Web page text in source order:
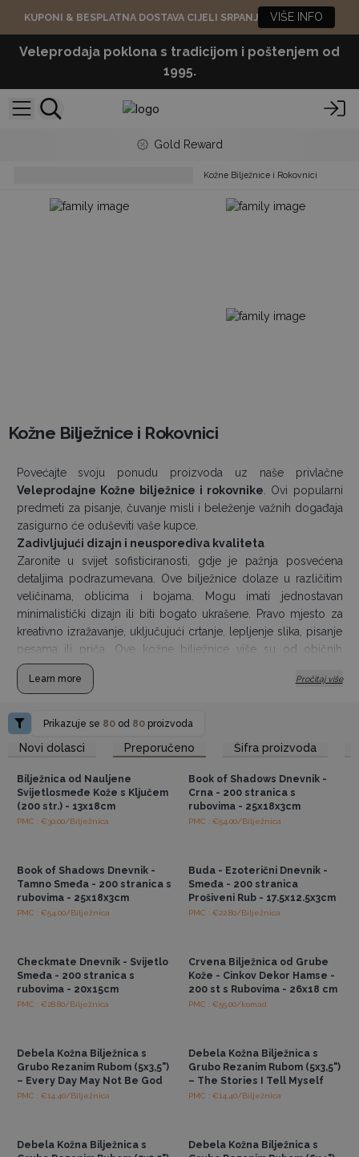
KUPONI & BESPLATNA DOSTAVA CIJELI SRPANJ VIŠE INFO
Veleprodaja poklona s tradicijom i poštenjem od
1995.
Gold Reward
Kožne Bilježnice i Rokovnici
Kožne Bilježnice i Rokovnici
Povećajte svoju ponudu proizvoda uz naše privlačne
Veleprodajne Kožne bilježnice i rokovnike. Ovi popularni
predmeti za pisanje, čuvanje misli i beleženje važnih događaja
zasigurno će oduševiti vaše kupce.
Zadivljujući dizajn i neusporediva kvaliteta
Zaronite u svijet sofisticiranosti, gdje je pažnja posvećena
detaljima podrazumevana. Ove bilježnice dolaze u različitim
veličinama, oblicima i bojama. Mogu imati jednostavan
minimalistički dizajn ili biti bogato ukrašene. Pravo mjesto za
kreativno izražavanje, uključujući crtanje, lepljenje slika, pisanje
pesama ili priča. Ove kožne bilježnice više su od običnih
pisaljki, one su prava umjetnička djela.
Learn more Pročitaj više
Prikazuje se 80 od 80 proizvoda
Novi dolasci Preporučeno Šifra proizvoda
Pristup veleprodajnim
cijenama
Bilježnica od Nauljene
Svijetlosmeđe Kože s Ključem
(200 str.) - 13x18cm
PMC : €30.00/Bilježnica
Pristup veleprodajnim
cijenama
Book of Shadows Dnevnik -
Crna - 200 stranica s
rubovima - 25x18x3cm
PMC : €54.00/Bilježnica
Book of Shadows Dnevnik -
Tamno Smeđa - 200 stranica s
rubovima - 25x18x3cm
PMC : €54.00/Bilježnica
Buda - Ezoterični Dnevnik -
Smeđa - 200 stranica
Prošiveni Rub - 17.5x12.5x3cm
PMC : €22.80/Bilježnica
Checkmate Dnevnik - Svijetlo
Smeđa - 200 stranica s
rubovima - 20x15cm
PMC : €28.80/Bilježnica
Crvena Bilježnica od Grube
Kože - Cinkov Dekor Hamse -
200 st s Rubovima - 26x18 cm
PMC : €55.00/komad
Debela Kožna Bilježnica s
Grubo Rezanim Rubom (5x3,5")
– Every Day May Not Be God
PMC : €14.40/Bilježnica
Debela Kožna Bilježnica s
Grubo Rezanim Rubom (5x3,5")
– The Stories I Tell Myself
PMC : €14.40/Bilježnica
Debela Kožna Bilježnica s
Debela Kožna Bilježnica s